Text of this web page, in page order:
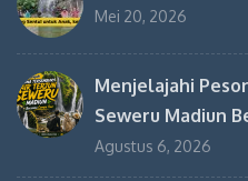
Mei 20, 2026
Menjelajahi
Seweru Madiun
Agustus 6, 2026